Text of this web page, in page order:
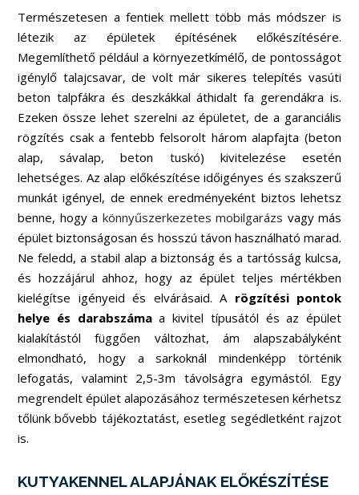
Természetesen a fentiek mellett több más módszer is
létezik az épületek építésének előkészítésére.
Megemlíthető például a környezetkímélő, de pontosságot
igénylő talajcsavar, de volt már sikeres telepítés vasúti
beton talpfákra és deszkákkal áthidalt fa gerendákra is.
Ezeken össze lehet szerelni az épületet, de a garanciális
rögzítés csak a fentebb felsorolt három alapfajta (beton
alap, sávalap, beton tuskó) kivitelezése esetén
lehetséges. Az alap előkészítése időigényes és szakszerű
munkát igényel, de ennek eredményeként biztos lehetsz
benne, hogy a könnyűszerkezetes mobilgarázs vagy más
épület biztonságosan és hosszú távon használható marad.
Ne feledd, a stabil alap a biztonság és a tartósság kulcsa,
és hozzájárul ahhoz, hogy az épület teljes mértékben
kielégítse igényeid és elvárásaid. A rögzítési pontok
helye és darabszámaa kivitel típusától és az épület
kialakítástól függően változhat, ám alapszabályként
elmondható, hogy a sarkoknál mindenképp történik
lefogatás, valamint 2,5-3m távolságra egymástól. Egy
megrendelt épület alapozásához természetesen kérhetsz
tőlünk bővebb tájékoztatást, esetleg segédletként rajzot
is.
KUTYAKENNEL ALAPJÁNAK ELŐKÉSZÍTÉSE